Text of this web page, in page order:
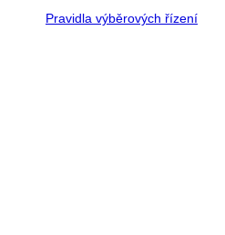
Pravidla výběrových řízení